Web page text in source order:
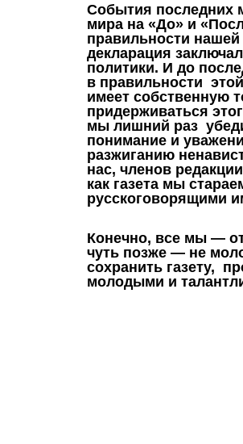
События последних
мира на «До» и
правильности
декларация
политики. И до
в правильности
имеет собственную
придерживаться
мы лишний раз
понимание и
разжиганию
нас, членов
как газета мы
русскоговорящими
Конечно, все мы —
чуть позже — не
сохранить газету,
молодыми и